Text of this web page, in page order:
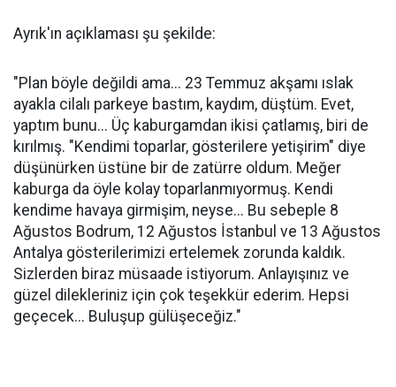
Ayrık'ın açıklaması şu şekilde:
"Plan böyle değildi ama... 23 Temmuz akşamı ıslak
ayakla cilalı parkeye bastım, kaydım, düştüm. Evet,
yaptım bunu... Üç kaburgamdan ikisi çatlamış, biri de
kırılmış. "Kendimi toparlar, gösterilere yetişirim" diye
düşünürken üstüne bir de zatürre oldum. Meğer
kaburga da öyle kolay toparlanmıyormuş. Kendi
kendime havaya girmişim, neyse... Bu sebeple 8
Ağustos Bodrum, 12 Ağustos İstanbul ve 13 Ağustos
Antalya gösterilerimizi ertelemek zorunda kaldık.
Sizlerden biraz müsaade istiyorum. Anlayışınız ve
güzel dilekleriniz için çok teşekkür ederim. Hepsi
geçecek... Buluşup gülüşeceğiz."